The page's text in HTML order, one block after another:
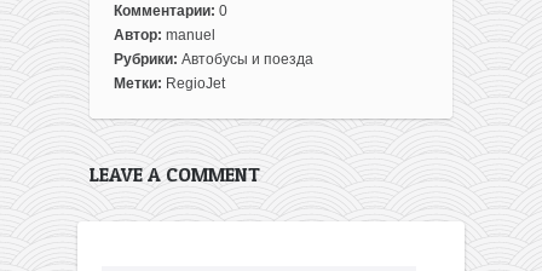
Комментарии: 0
Автор: manuel
Рубрики: Автобусы и поезда
Метки: RegioJet
LEAVE A COMMENT